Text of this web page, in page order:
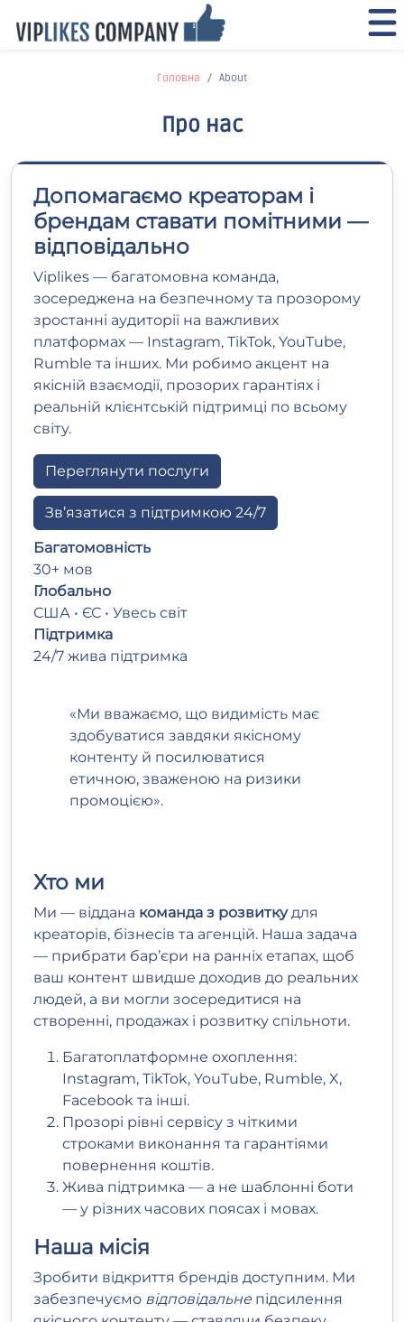
Головна About
Про нас
Допомагаємо креаторам і
брендам ставати помітними —
відповідально
Viplikes — багатомовна команда,
зосереджена на безпечному та прозорому
зростанні аудиторії на важливих
платформах — Instagram, TikTok, YouTube,
Rumble та інших. Ми робимо акцент на
якісній взаємодії, прозорих гарантіях і
реальній клієнтській підтримці по всьому
світу.
Переглянути послуги
Зв’язатися з підтримкою 24/7
Багатомовність
30+ мов
Глобально
США • ЄС • Увесь світ
Підтримка
24/7 жива підтримка
«Ми вважаємо, що видимість має
здобуватися завдяки якісному
контенту й посилюватися
етичною, зваженою на ризики
промоцією».
Хто ми
Ми — віддана команда з розвиткудля
креаторів, бізнесів та агенцій. Наша задача
— прибрати бар’єри на ранніх етапах, щоб
ваш контент швидше доходив до реальних
людей, а ви могли зосередитися на
створенні, продажах і розвитку спільноти.
Багатоплатформне охоплення:
Instagram, TikTok, YouTube, Rumble, X,
Facebook та інші.
Прозорі рівні сервісу з чіткими
строками виконання та гарантіями
повернення коштів.
Жива підтримка — а не шаблонні боти
— у різних часових поясах і мовах.
Наша місія
Зробити відкриття брендів доступним. Ми
забезпечуємо відповідальнепідсилення